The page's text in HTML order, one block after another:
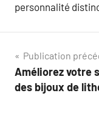
personnalité
Navigation
de
Publication
Améliorez votre
des bijoux de